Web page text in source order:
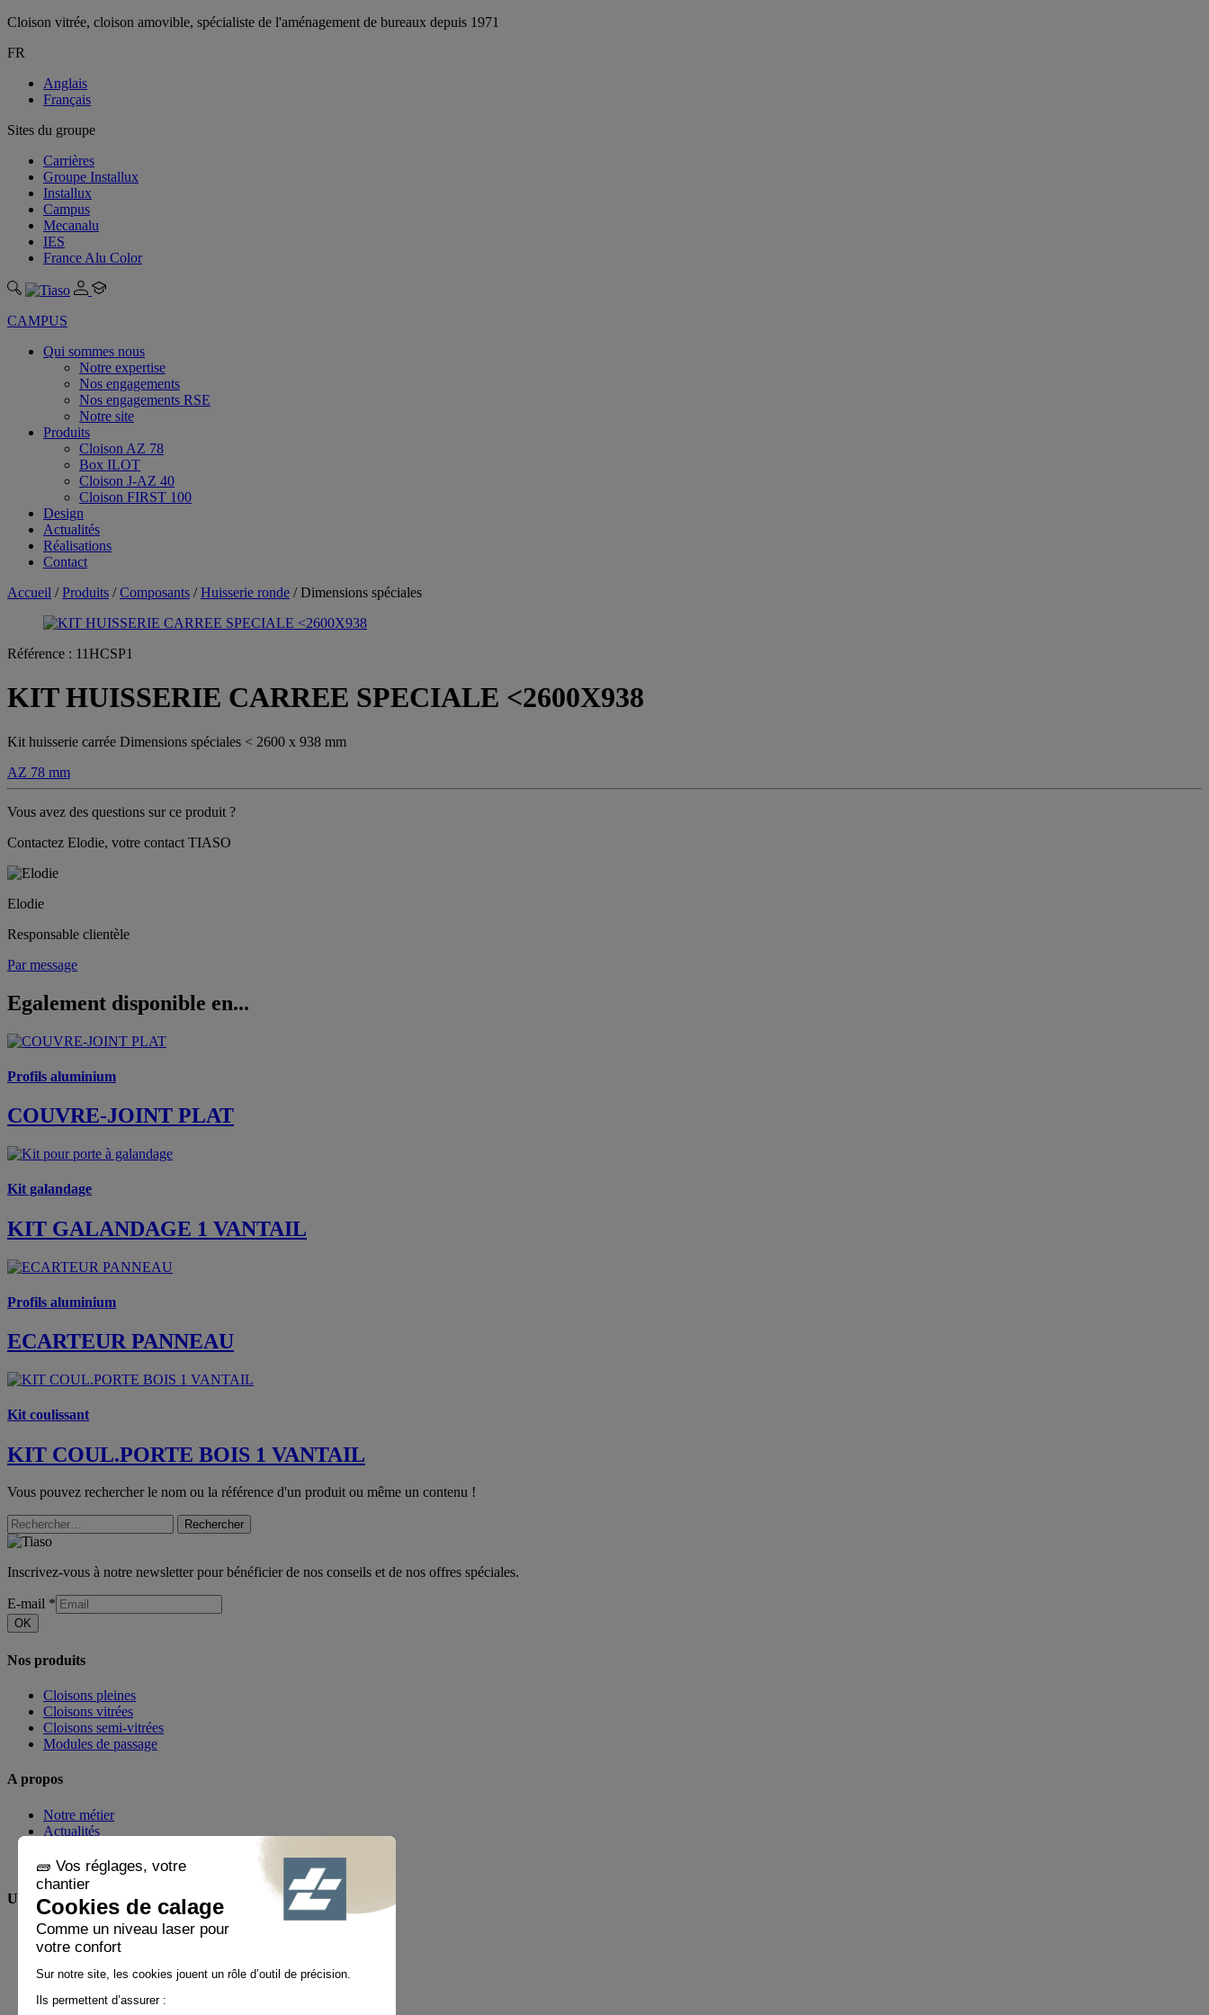
Cloison vitrée, cloison amovible, spécialiste de l'aménagement de bureaux depuis 1971
FR
Anglais
Français
Sites du groupe
Carrières
Groupe Installux
Installux
Campus
Mecanalu
IES
France Alu Color
CAMPUS
Qui sommes nous
Notre expertise
Nos engagements
Nos engagements RSE
Notre site
Produits
Cloison AZ 78
Box ILOT
Cloison J-AZ 40
Cloison FIRST 100
Design
Actualités
Réalisations
Contact
Accueil /Produits /Composants /Huisserie ronde / Dimensions spéciales
Référence : 11HCSP1
KIT HUISSERIE CARREE SPECIALE <2600X938
Kit huisserie carrée Dimensions spéciales < 2600 x 938 mm
AZ 78 mm
Vous avez des questions sur ce produit ?
Contactez Elodie, votre contact TIASO
Elodie
Responsable clientèle
Par message
Egalement disponible en...
Profils aluminium
COUVRE-JOINT PLAT
Kit galandage
KIT GALANDAGE 1 VANTAIL
Profils aluminium
ECARTEUR PANNEAU
Kit coulissant
KIT COUL.PORTE BOIS 1 VANTAIL
Vous pouvez rechercher le nom ou la référence d'un produit ou même un contenu !
Rechercher
Inscrivez-vous à notre newsletter pour bénéficier de nos conseils et de nos offres spéciales.
E-mail *
OK
Nos produits
Cloisons pleines
Cloisons vitrées
Cloisons semi-vitrées
Modules de passage
A propos
Notre métier
Actualités
Espace presse
Une question ?
FAQ
Contact
Mon compte